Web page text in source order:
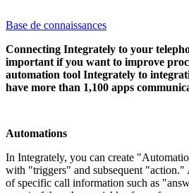
Base de connaissances
Connecting Integrately to your
important if you want to improve
automation tool Integrately to
have more than 1,100 apps
Automations
In Integrately, you can create
with "triggers" and subsequent "action."
of specific call information such as